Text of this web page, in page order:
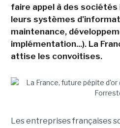
faire appel à des
leurs systèmes
maintenance,
implémentation...). La
attise les convoitises.
Les entreprises françaises